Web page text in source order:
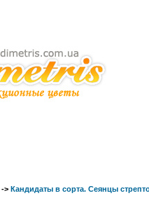
-> Кандидаты в сорта. Сеянцы